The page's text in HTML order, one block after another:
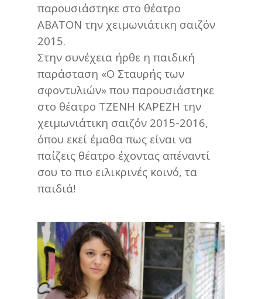
παρουσιάστηκε στο θέατρο
ΑΒΑΤΟΝ την χειμωνιάτικη σαιζόν
2015.
Στην συνέχεια ήρθε η παιδική
παράσταση «Ο Σταυρής των
σφοντυλιών» που παρουσιάστηκε
στο θέατρο ΤΖΕΝΗ ΚΑΡΕΖΗ την
χειμωνιάτικη σαιζόν 2015-2016,
όπου εκεί έμαθα πως είναι να
παίζεις θέατρο έχοντας απέναντί
σου το πιο ειλικρινές κοινό, τα
παιδιά!